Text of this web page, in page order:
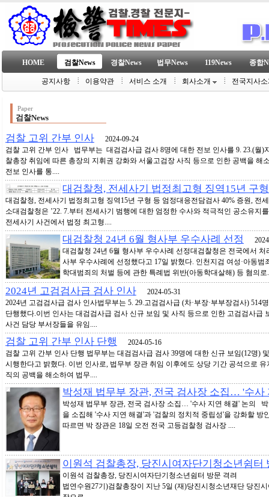
HOME 검찰News 경찰News 법무News 119News 종합
공지사항 이용약관 서비스 소개 회사소개 전국지사
Paper
검찰News
검찰 고위 간부 인사 2024-09-24
검찰 고위 간부 인사 법무부는 대검검사급 검사 8명에 대한 전보 인사를 9. 23.(월)
찰총장 취임에 따른 총장의 지휘권 강화와 서울고검장 사직 등으로 인한 공백을 해
전보 인사를 통....
대검찰청, 전세사기 법정최고형 징역15년 구
대검찰청, 전세사기 법정최고형 징역15년 구형 등 엄정대응전담검사 40% 증원, 전
소대검찰청은 ’22. 7.부터 전세사기 범행에 대한 엄정한 수사와 적극적인 공소유지
전세사기 사건에서 법정 최고형....
대검찰청 24년 6월 형사부 우수사례 선정
대검찰청 24년 6월 형사부 우수사례 선정대검찰청은 전국에서
사부 우수사례에 선정했다고 17일 밝혔다. 인천지검 여성·아동
학대범죄의 처벌 등에 관한 특례법 위반(아동학대살해) 등 혐의로
2024년 고검검사급 검사 인사 2024-05-31
2024년 고검검사급 검사 인사법무부는 5. 29.고검검사급 (차·부장·부부장검사) 514
단행했다.이번 인사는 대검검사급 검사 신규 보임 및 사직 등으로 인한 고검검사급
사건 담당 부서장들을 유임....
검찰 고위 간부 인사 단행
2024-05-16
검찰 고위 간부 인사 단행 법무부는 대검검사급 검사 39명에 대한 신규 보임(12명)
시행한다고 밝혔다. 이번 인사로, 법무부 장관 취임 이후에도 상당 기간 공석으로
직의 공백을 해소하여 법무....
박성재 법무부 장관, 전국 검사장 소집… '수사
박성재 법무부 장관, 전국 검사장 소집… '수사 지연 해결' 논의
을 소집해 '수사 지연 해결'과 '검찰의 정치적 중립성'을 강화할 방
따르면 박 장관은 18일 오전 전국 고등검찰청 검사장 ....
이원석 검찰총장, 당진시여자단기청소년쉼터
이원석 검찰총장, 당진시여자단기청소년쉼터 방문 격려 (
법연수원27기)검찰총장이 지난 5일 (재)당진시청소년재단 당진